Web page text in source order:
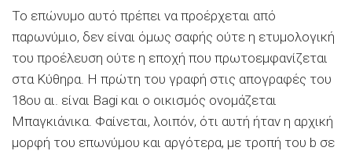
Το επώνυμο αυτό πρέπει να προέρχεται από
παρωνύμιο, δεν είναι όμως σαφής ούτε η ετυμολογική
του προέλευση ούτε η εποχή που πρωτοεμφανίζεται
στα Κύθηρα. Η πρώτη του γραφή στις απογραφές του
18ου αι. είναι Bagi και ο οικισμός ονομάζεται
Μπαγκιάνικα. Φαίνεται, λοιπόν, ότι αυτή ήταν η αρχική
μορφή του επωνύμου και αργότερα, με τροπή του b σε